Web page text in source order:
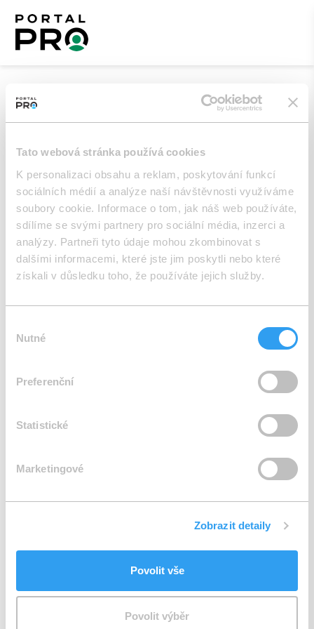
Tato webová stránka používá cookies
K personalizaci obsahu a reklam, poskytování funkcí
sociálních médií a analýze naší návštěvnosti využíváme
soubory cookie. Informace o tom, jak náš web používáte,
sdílíme se svými partnery pro sociální média, inzerci a
analýzy. Partneři tyto údaje mohou zkombinovat s
dalšími informacemi, které jste jim poskytli nebo které
získali v důsledku toho, že používáte jejich služby.
souhlasu
Nutné
Preferenční
Statistické
Marketingové
Zobrazit detaily
Povolit vše
Povolit výběr
Vytvořit novou žádost
Popis*
Přetáhněte sem soubory nebo kliknutím vyberte
Jsem zástupce společnosti